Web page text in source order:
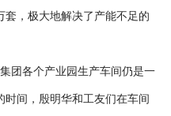
套，极大地解决了产能不足的
各个产业园生产车间仍是一
时间，殷明华和工友们在车间